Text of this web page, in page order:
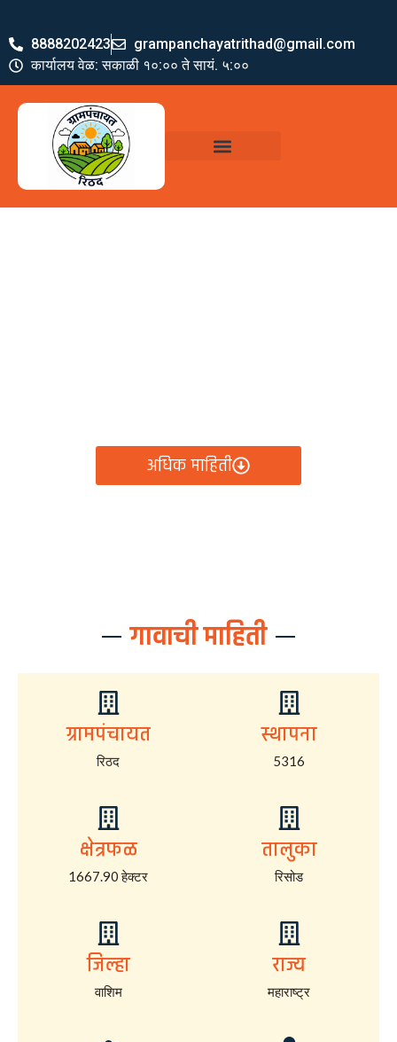
8888202423
grampanchayatrithad@gmail.com
कार्यालय वेळ: सकाळी १०:०० ते सायं. ५:००
अधिक माहिती
गावाची माहिती
ग्रामपंचायत
रिठद
स्थापना
5316
क्षेत्रफळ
1667.90 हेक्टर
तालुका
रिसोड
जिल्हा
वाशिम
राज्य
महाराष्ट्र